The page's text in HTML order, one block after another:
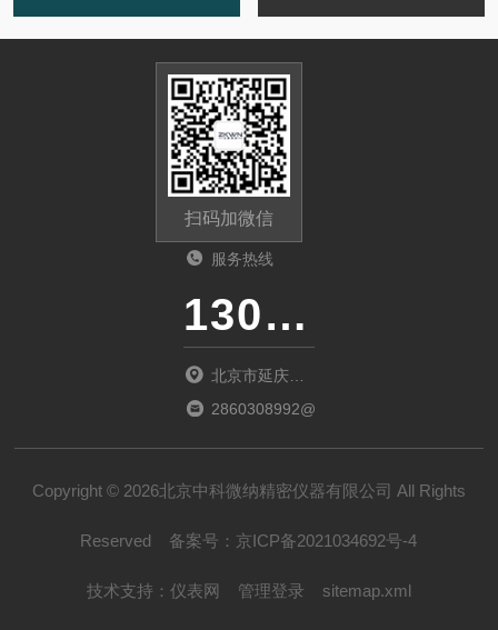
扫码加微信
服务热线
13011285763
北京市延庆区
中关村延庆园
2860308992@qq.com
Copyright © 2026北京中科微纳精密仪器有限公司 All Rights
Reserved 备案号： 京ICP备2021034692号-4
技术支持： 仪表网 管理登录 sitemap.xml